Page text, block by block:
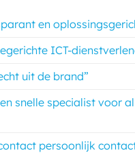
en
ICT-
uit de brand”
snelle specialist voor
persoonlijk